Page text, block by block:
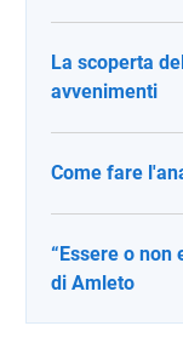
La scoperta
avvenimenti
Come fare
“Essere o non
di Amleto